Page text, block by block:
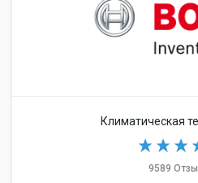
Климатическая
9589